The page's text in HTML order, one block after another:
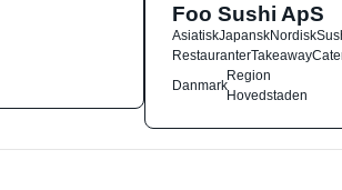
Foo Sushi ApS
AsiatiskJapanskNordisk
RestauranterTakeaway
Danmark
Region
Hovedstaden